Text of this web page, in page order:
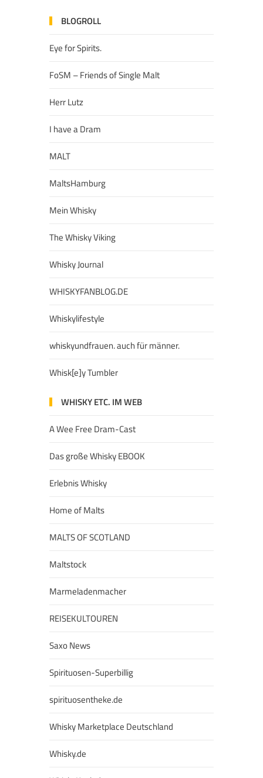
BLOGROLL
Eye for Spirits.
FoSM – Friends of Single Malt
Herr Lutz
I have a Dram
MALT
MaltsHamburg
Mein Whisky
The Whisky Viking
Whisky Journal
WHISKYFANBLOG.DE
Whiskylifestyle
whiskyundfrauen. auch für männer.
Whisk[e]y Tumbler
WHISKY ETC. IM WEB
A Wee Free Dram-Cast
Das große Whisky EBOOK
Erlebnis Whisky
Home of Malts
MALTS OF SCOTLAND
Maltstock
Marmeladenmacher
REISEKULTOUREN
Saxo News
Spirituosen-Superbillig
spirituosentheke.de
Whisky Marketplace Deutschland
Whisky.de